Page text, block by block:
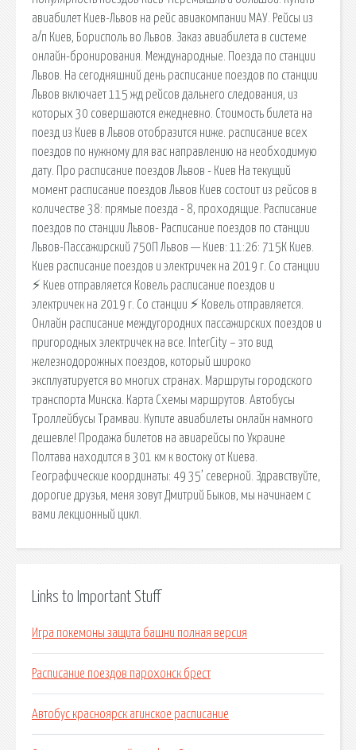
авиабилет Киев-Львов на рейс авиакомпании МАУ. Рейсы из
а/п Киев, Борисполь во Львов. Заказ авиабилета в системе
онлайн-бронирования. Международные. Поезда по станции
Львов. На сегодняшний день расписание поездов по станции
Львов включает 115 жд рейсов дальнего следования, из
которых 30 совершаются ежедневно. Стоимость билета на
поезд из Киев в Львов отобразится ниже. расписание всех
поездов по нужному для вас направлению на необходимую
дату. Про расписание поездов Львов - Киев На текущий
момент расписание поездов Львов Киев состоит из рейсов в
количестве 38: прямые поезда - 8, проходящие. Расписание
поездов по станции Львов- Расписание поездов по станции
Львов-Пассажирский 750П Львов — Киев: 11:26: 715К Киев.
Киев расписание поездов и электричек на 2019 г. Со станции
⚡ Киев отправляется Ковель расписание поездов и
электричек на 2019 г. Со станции ⚡ Ковель отправляется.
Онлайн расписание междугородних пассажирских поездов и
пригородных электричек на все. InterCity – это вид
железнодорожных поездов, который широко
эксплуатируется во многих странах. Маршруты городского
транспорта Минска. Карта Схемы маршрутов. Автобусы
Троллейбусы Трамваи. Купите авиабилеты онлайн намного
дешевле! Продажа билетов на авиарейсы по Украине
Полтава находится в 301 км к востоку от Киева.
Географические координаты: 49 35’ северной. Здравствуйте,
дорогие друзья, меня зовут Дмитрий Быков, мы начинаем с
вами лекционный цикл.
Links to Important Stuff
Игра покемоны защита башни полная версия
Расписание поездов парохонск брест
Автобус красноярск агинское расписание